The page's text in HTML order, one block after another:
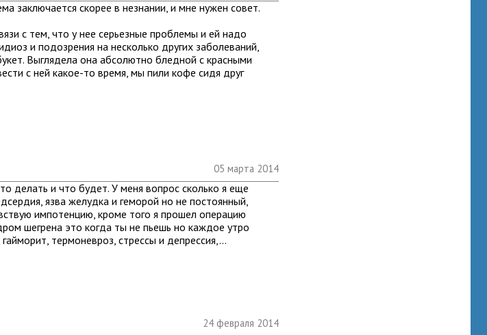
заключается скорее в незнании, и мне нужен совет.
с тем, что у нее серьезные проблемы и ей надо
и подозрения на несколько других заболеваний,
Выглядела она абсолютно бледной с красными
с ней какое-то время, мы пили кофе сидя друг
05 марта 2014
делать и что будет. У меня вопрос сколько я еще
язва желудка и геморой но не постоянный,
импотенцию, кроме того я прошел операцию
шегрена это когда ты не пьешь но каждое утро
гайморит, термоневроз, стрессы и депрессия,...
24 февраля 2014